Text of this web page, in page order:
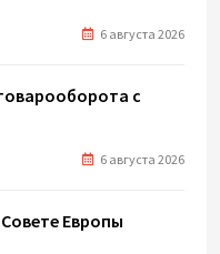
6 августа 2026
с
6 августа 2026
Европы